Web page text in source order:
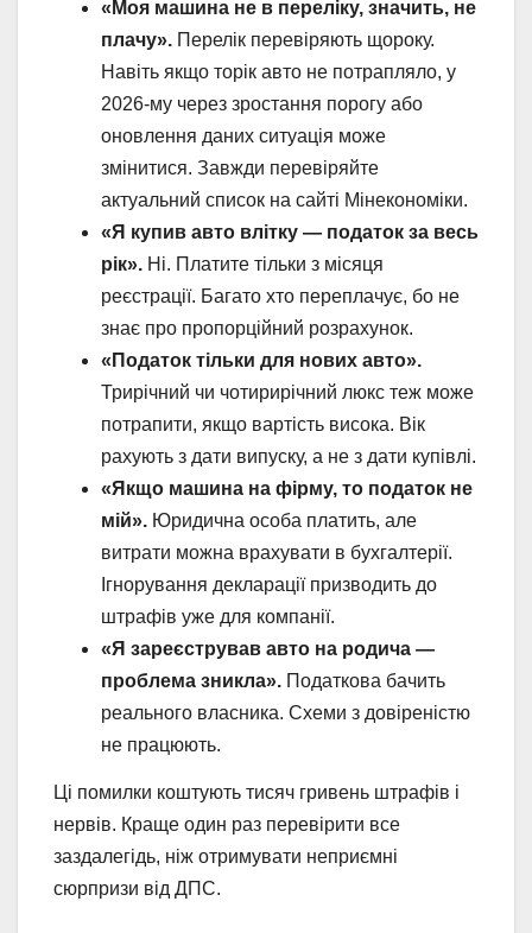
«Моя машина не в переліку, значить, не
плачу». Перелік перевіряють щороку.
Навіть якщо торік авто не потрапляло, у
2026-му через зростання порогу або
оновлення даних ситуація може
змінитися. Завжди перевіряйте
актуальний список на сайті Мінекономіки.
«Я купив авто влітку — податок за весь
рік». Ні. Платите тільки з місяця
реєстрації. Багато хто переплачує, бо не
знає про пропорційний розрахунок.
«Податок тільки для нових авто».
Трирічний чи чотирирічний люкс теж може
потрапити, якщо вартість висока. Вік
рахують з дати випуску, а не з дати купівлі.
«Якщо машина на фірму, то податок не
мій». Юридична особа платить, але
витрати можна врахувати в бухгалтерії.
Ігнорування декларації призводить до
штрафів уже для компанії.
«Я зареєстрував авто на родича —
проблема зникла». Податкова бачить
реального власника. Схеми з довіреністю
не працюють.
Ці помилки коштують тисяч гривень штрафів і
нервів. Краще один раз перевірити все
заздалегідь, ніж отримувати неприємні
сюрпризи від ДПС.